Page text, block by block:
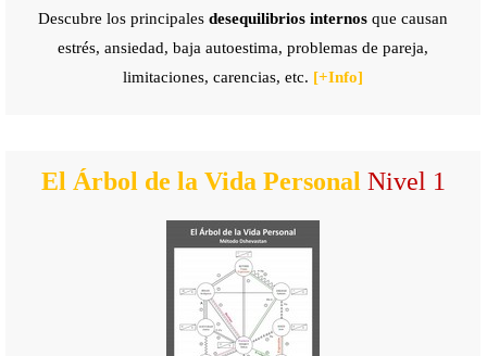
Descubre los principalesdesequilibrios internos que causan
estrés, ansiedad, baja autoestima, problemas de pareja,
limitaciones, carencias, etc. [+Info]
El Árbol de la Vida Personal Nivel 1